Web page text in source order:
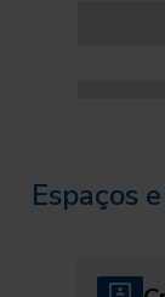
Espaços